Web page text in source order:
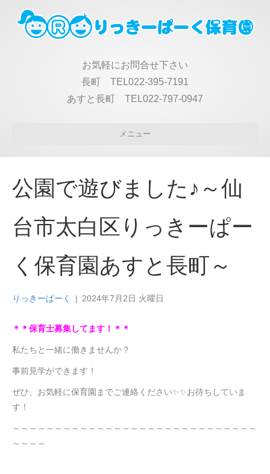
お気軽にお問合せ下さい
長町 TEL022-395-7191
あすと長町 TEL022-797-0947
メニュー
公園で遊びました♪～仙
台市太白区りっきーぱー
く保育園あすと長町～
りっきーぱーく | 2024年7月2日 火曜日
＊＊保育士募集してます！＊＊
私たちと一緒に働きませんか？
事前見学ができます！
ぜひ、お気軽に保育園までご連絡ください✨✨お待ちしていま
す！
～～～～～～～～～～～～～～～～～～～～～～～～～～～～～
～～～～